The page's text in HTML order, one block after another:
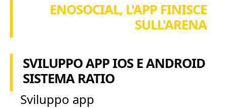
ENOSOCIAL, L'APP FINISCE
SULL'ARENA
SVILUPPO APP IOS E ANDROID
SISTEMA RATIO
Sviluppo app